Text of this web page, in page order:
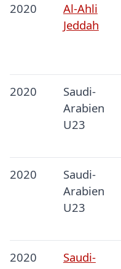
2020
Al-Ahli
Jeddah
2020
Saudi-
Arabien
U23
2020
Saudi-
Arabien
U23
2020
Saudi-